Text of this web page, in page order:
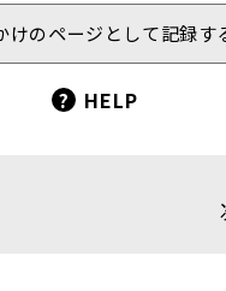
けのページとして記録す
? HELP